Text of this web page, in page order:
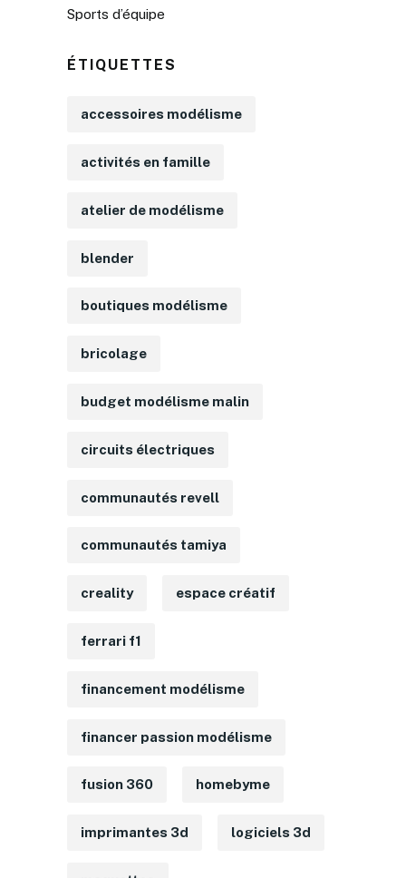
Sports d’équipe
ÉTIQUETTES
accessoires modélisme
activités en famille
atelier de modélisme
blender
boutiques modélisme
bricolage
budget modélisme malin
circuits électriques
communautés revell
communautés tamiya
creality espace créatif
ferrari f1
financement modélisme
financer passion modélisme
fusion 360 homebyme
imprimantes 3d logiciels 3d